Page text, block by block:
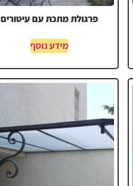
פרגולת מתכת עם עיטורים
מידע נוסף